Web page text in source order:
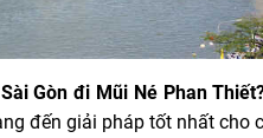
Gòn đi Mũi Né Phan
đến giải pháp tốt nhất cho